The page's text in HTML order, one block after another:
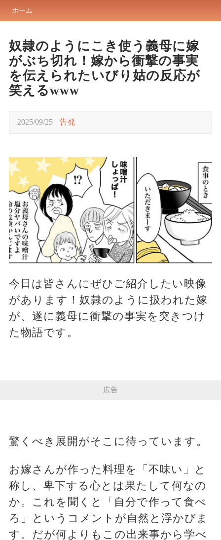
ホーム
奴隷のようにこき使う義母に嫁
がぶち切れ！嫁から衝撃の事実
を伝えられたいびり姑の反応が
笑えるwww
2025/09/25 告発
今日は皆さんにぜひご紹介したい映像
があります！奴隷のように扱われた嫁
が、遂に義母に衝撃の事実を突きつけ
た物語です。
広告
驚くべき展開がそこに待っています。
お嫁さんが作った料理を「不味い」と
称し、卑下する心とは果たして何なの
か。これを聞くと「自分で作って食べ
ろ」というコメントが自然と浮かびま
す。だが何よりもこの出来事から学べ